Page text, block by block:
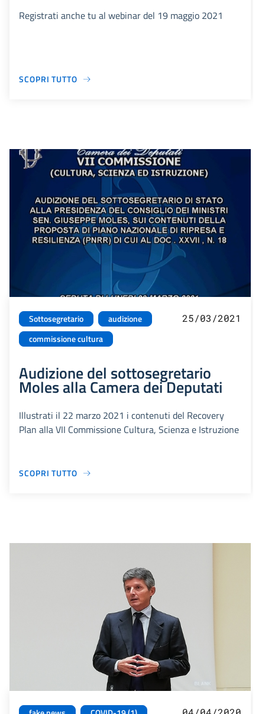
Registrati anche tu al webinar del 19 maggio 2021
SCOPRI TUTTO
Sottosegretario
audizione
commissione cultura
25/03/2021
Audizione del sottosegretario
Moles alla Camera dei Deputati
Illustrati il 22 marzo 2021 i contenuti del Recovery
Plan alla VII Commissione Cultura, Scienza e Istruzione
SCOPRI TUTTO